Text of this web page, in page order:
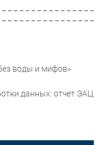
воды и мифов»
данных: отчет ЭАЦ